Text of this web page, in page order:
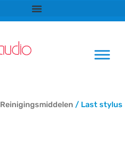
Reinigingsmiddelen / Last stylus